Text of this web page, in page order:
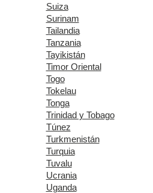
Suiza
Surinam
Tailandia
Tanzania
Tayikistán
Timor Oriental
Togo
Tokelau
Tonga
Trinidad y Tobago
Túnez
Turkmenistán
Turquia
Tuvalu
Ucrania
Uganda